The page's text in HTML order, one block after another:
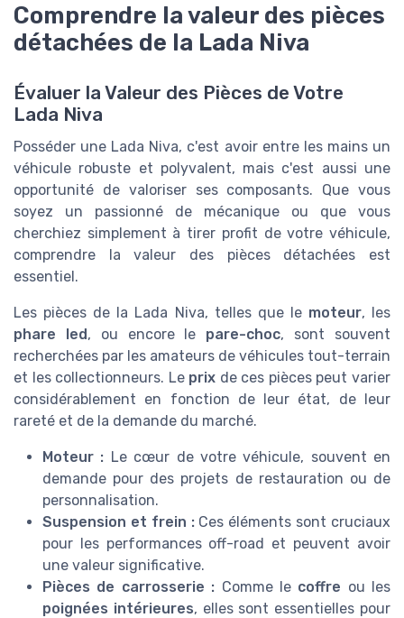
Comprendre la valeur des pièces
détachées de la Lada Niva
Évaluer la Valeur des Pièces de Votre
Lada Niva
Posséder une Lada Niva, c'est avoir entre les mains un
véhicule robuste et polyvalent, mais c'est aussi une
opportunité de valoriser ses composants. Que vous
soyez un passionné de mécanique ou que vous
cherchiez simplement à tirer profit de votre véhicule,
comprendre la valeur des pièces détachées est
essentiel.
Les pièces de la Lada Niva, telles que le moteur, les
phare led, ou encore le pare-choc, sont souvent
recherchées par les amateurs de véhicules tout-terrain
et les collectionneurs. Le prix de ces pièces peut varier
considérablement en fonction de leur état, de leur
rareté et de la demande du marché.
Moteur : Le cœur de votre véhicule, souvent en
demande pour des projets de restauration ou de
personnalisation.
Suspension et frein :Ces éléments sont cruciaux
pour les performances off-road et peuvent avoir
une valeur significative.
Pièces de carrosserie : Comme le coffre ou les
poignées intérieures, elles sont essentielles pour